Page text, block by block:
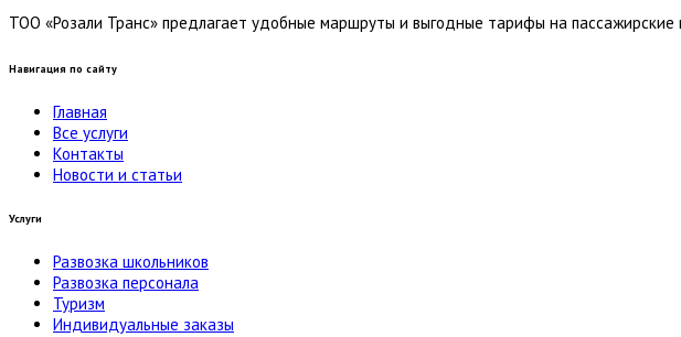
ТОО «Розали Транс» предлагает удобные маршруты и выгодные тарифы на
Навигация по сайту
Главная
Все услуги
Контакты
Новости и статьи
Услуги
Развозка школьников
Развозка персонала
Туризм
Индивидуальные заказы